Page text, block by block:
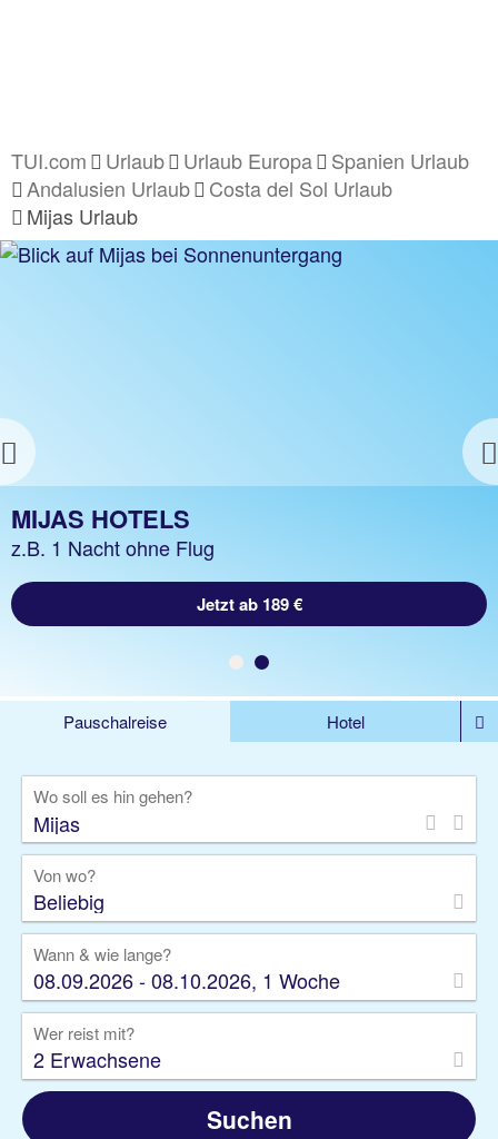
TUI.com Urlaub Urlaub Europa
Spanien Urlaub
Andalusien Urlaub
Costa del Sol Urlaub
Mijas Urlaub
Previous
MIJAS URLAUB
z.B. 1 Woche Hotel inkl. Flug
Jetzt ab 667 €
MIJAS HOTELS
z.B. 1 Nacht ohne Flug
Jetzt ab 189 €
Pauschalreise
Hotel
Kreuzfahrten
Rundreisen
Privattransfer
Zusatzleistungen
Wo soll es hin gehen?
Von wo?
Beliebig
Wann & wie lange?
08.09.2026 - 08.10.2026, 1 Woche
Wer reist mit?
2 Erwachsene
Suchen